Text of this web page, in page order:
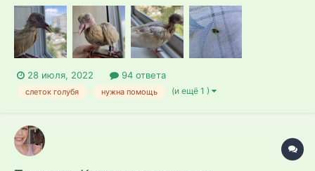
сидел под бордюром на обочине и не реагировал. Когда
подняли, оказались закрыты глаза и лысая спинка. Подумали,
что осталять в лю...
28 июля, 2022 94 ответа
слеток голубя нужна помощь (и ещё 1 )